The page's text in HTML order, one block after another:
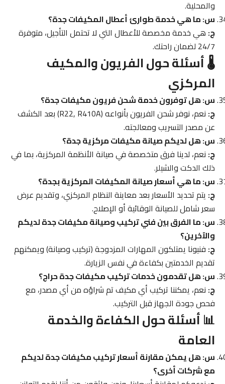
والمحلية.
س: ما هي خدمة طوارئ أعطال المكيفات جدة؟
ج: هي خدمة مخصصة للأعطال التي لا تحتمل التأجيل، متوفرة
24/7 لضمان راحتك.
🌡️ أسئلة حول الفريون والمكيف
المركزي
س: هل توفرون خدمة شحن فريون مكيفات جدة؟
ج:
نعم، نوفر شحن الفريون بأنواعه (R22, R410A) بعد الكشف
عن مصدر التسريب ومعالجته.
س: هل لديكم صيانة مكيفات مركزية جدة؟
ج: نعم، لدينا فرق متخصصة في صيانة الأنظمة المركزية، بما في
ذلك الدكت والشيلر.
س: ما هي أسعار صيانة المكيفات المركزية بجدة؟
ج: يتم تحديد الأسعار بعد معاينة النظام المركزي، وتقديم عرض
سعر شامل للصيانة الوقائية أو الإصلاح.
س: ما الفرق بين فني تركيب وصيانة مكيفات جدة لديكم
والآخرين؟
ج: فنيونا يمتلكون المهارات المزدوجة (تركيب وصيانة) ويمكنهم
تقديم الخدمتين بكفاءة في نفس الزيارة.
س: هل تقدمون خدمات تركيب مكيفات جدة حراج؟
ج: نعم، يمكننا تركيب أي مكيف تم شراؤه من أي مصدر، مع
فحص جودة الجهاز قبل التركيب.
📊 أسئلة حول الكفاءة والخدمة
العامة
س: هل يمكن مقارنة أسعار تركيب مكيفات جدة لديكم
مع شركات أخرى؟